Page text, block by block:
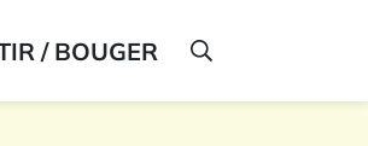
/ BOUGER AFFICHER LA